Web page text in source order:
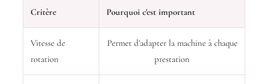
Critère Pourquoi c'est important
Vitesse de
rotation
Permet d'adapter la machine à chaque
prestation